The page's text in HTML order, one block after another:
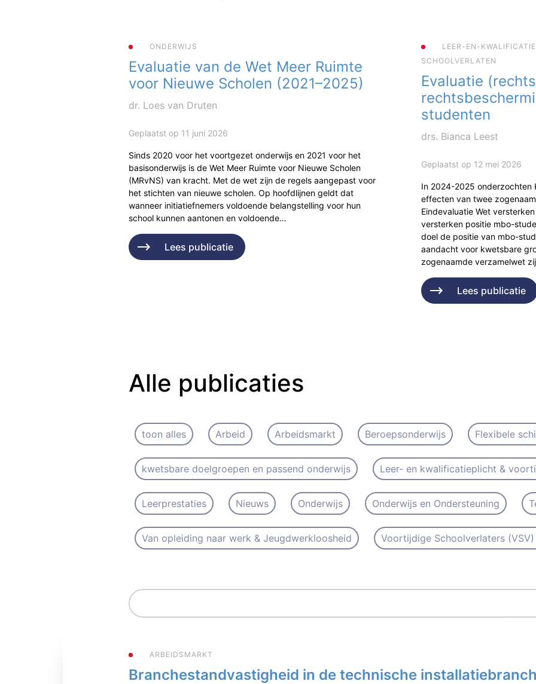
ONDERWIJS
Evaluatie van de Wet Meer Ruimte
voor Nieuwe Scholen (2021–2025)
dr. Loes van Druten
Geplaatst op 11 juni 2026
Sinds 2020 voor het voortgezet onderwijs en 2021 voor het
basisonderwijs is de Wet Meer Ruimte voor Nieuwe Scholen
(MRvNS) van kracht. Met de wet zijn de regels aangepast voor
het stichten van nieuwe scholen. Op hoofdlijnen geldt dat
wanneer initiatiefnemers voldoende belangstelling voor hun
school kunnen aantonen en voldoende…
Lees publicatie
LEER-EN-
SCHOOLVERLATEN
Evaluatie
studenten
drs. Bianca Leest
Geplaatst op 12 mei 2026
In 2024-2025 onderzochten
effecten van twee
Eindevaluatie Wet
versterken positie mbo-
doel de positie van mbo-
aandacht voor kwetsbare
zogenaamde verzamelwet
Lees publicatie
Alle publicaties
toon alles Arbeid Arbeidsmarkt Beroepsonderwijs Flexibele
kwetsbare doelgroepen en passend onderwijs Leer- en kwalificatieplicht &
Leerprestaties Nieuws Onderwijs Onderwijs en Ondersteuning
Van opleiding naar werk & Jeugdwerkloosheid Voortijdige Schoolverlaters
ARBEIDSMARKT
Branchestandvastigheid in de technische